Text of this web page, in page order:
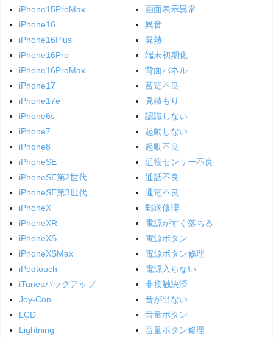
iPhone15ProMax
iPhone16
iPhone16Plus
iPhone16Pro
iPhone16ProMax
iPhone17
iPhone17e
iPhone6s
iPhone7
iPhone8
iPhoneSE
iPhoneSE第2世代
iPhoneSE第3世代
iPhoneX
iPhoneXR
iPhoneXS
iPhoneXSMax
iPodtouch
iTunesバックアップ
Joy-Con
LCD
Lightning
画面表示異常
異音
発熱
端末初期化
背面パネル
蓄電不良
見積もり
認識しない
起動しない
起動不良
近接センサー不良
通話不良
通電不良
郵送修理
電源がすぐ落ちる
電源ボタン
電源ボタン修理
電源入らない
非接触決済
音が出ない
音量ボタン
音量ボタン修理